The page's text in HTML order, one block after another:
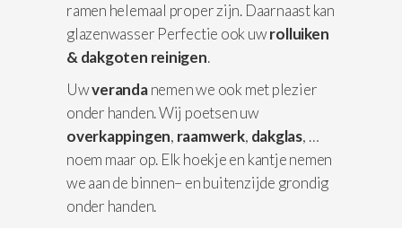
ramen helemaal proper zijn. Daarnaast kan
glazenwasser Perfectie ook uwrolluiken
& dakgoten reinigen.
Uwverandanemen we ook met plezier
onder handen. Wij poetsen uw
overkappingen, raamwerk, dakglas, …
noem maar op. Elk hoekje en kantje nemen
we aan de binnen– en buitenzijde grondig
onder handen.